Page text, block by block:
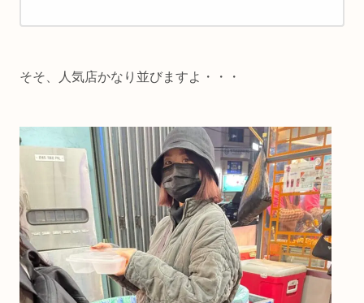
そそ、人気店かなり並びますよ・・・